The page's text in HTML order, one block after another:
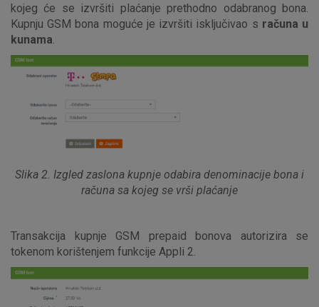
kojeg će se izvršiti plaćanje prethodno odabranog bona.
Kupnju GSM bona moguće je izvršiti isključivao s računa u
kunama
Slika 2. Izgled zaslona kupnje odabira denominacije bona i
računa sa kojeg se vrši plaćanje
Transakcija kupnje GSM prepaid bonova autorizira se
tokenom korištenjem funkcije Appli 2.